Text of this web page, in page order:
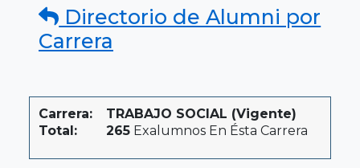
Directorio de Alumni por
Carrera
Carrera:
TRABAJO SOCIAL (Vigente)
Total:
265 Exalumnos En Ésta Carrera